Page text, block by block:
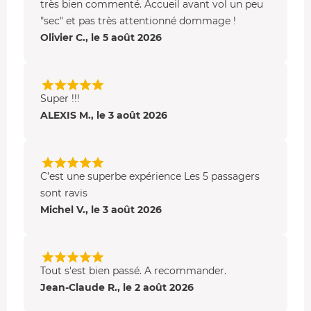
La côte jusqu'à
Granville
Mont-Saint-Michel, entre patrimoine médiéval et
panorama maritime grandiose.
Les abords du Mont avec sa célèbre abbaye
Avranches
Granville
Votre hélicoptère
très bien commenté. Accueil avant vol un peu
"sec" et pas très attentionné dommage !
Olivier C., le 5 août 2026
Super !!!
ALEXIS M., le 3 août 2026
C’est une superbe expérience Les 5 passagers
sont ravis
Michel V., le 3 août 2026
Tout s'est bien passé. A recommander.
Jean-Claude R., le 2 août 2026